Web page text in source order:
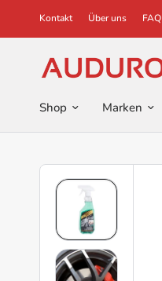
Kontakt Über uns FAQ
Shop Marken